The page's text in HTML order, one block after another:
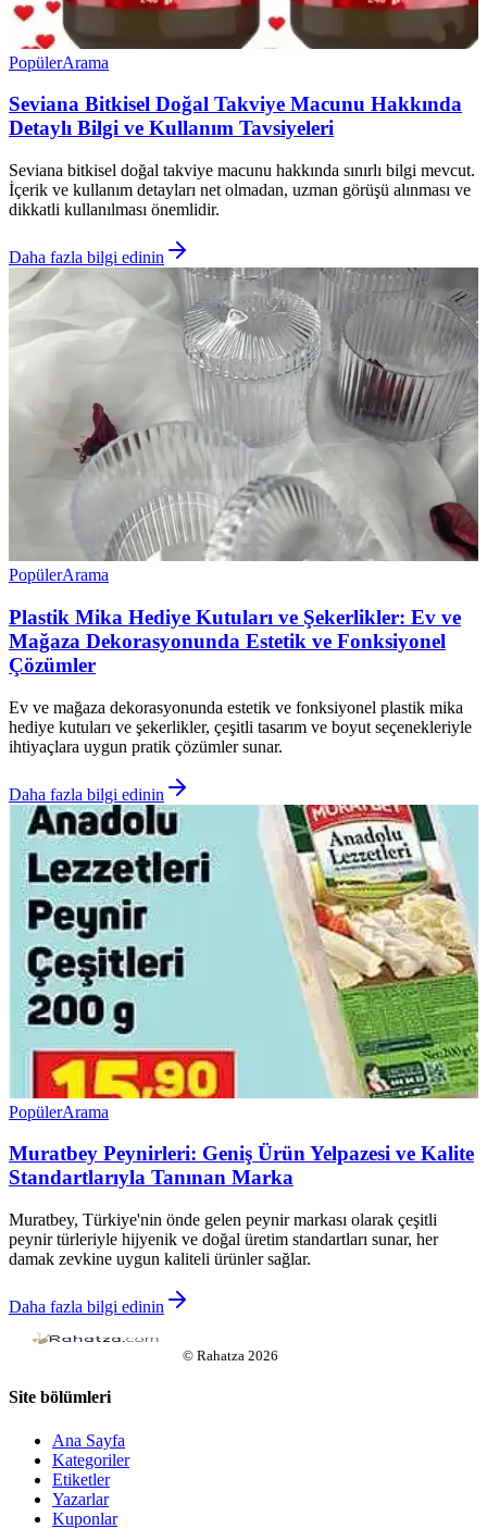
PopülerArama
Seviana Bitkisel Doğal Takviye Macunu Hakkında
Detaylı Bilgi ve Kullanım Tavsiyeleri
Seviana bitkisel doğal takviye macunu hakkında sınırlı bilgi mevcut.
İçerik ve kullanım detayları net olmadan, uzman görüşü alınması ve
dikkatli kullanılması önemlidir.
Daha fazla bilgi edinin
PopülerArama
Plastik Mika Hediye Kutuları ve Şekerlikler: Ev ve
Mağaza Dekorasyonunda Estetik ve Fonksiyonel
Çözümler
Ev ve mağaza dekorasyonunda estetik ve fonksiyonel plastik mika
hediye kutuları ve şekerlikler, çeşitli tasarım ve boyut seçenekleriyle
ihtiyaçlara uygun pratik çözümler sunar.
Daha fazla bilgi edinin
PopülerArama
Muratbey Peynirleri: Geniş Ürün Yelpazesi ve Kalite
Standartlarıyla Tanınan Marka
Muratbey, Türkiye'nin önde gelen peynir markası olarak çeşitli
peynir türleriyle hijyenik ve doğal üretim standartları sunar, her
damak zevkine uygun kaliteli ürünler sağlar.
Daha fazla bilgi edinin
© Rahatza 2026
Site bölümleri
Ana Sayfa
Kategoriler
Etiketler
Yazarlar
Kuponlar